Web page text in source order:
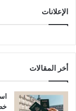
الإعلانات
أخر المقالات